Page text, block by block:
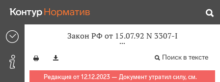
Закон РФ от 15.07.92 N 3307-I
Поиск в тексте
Редакция от 12.12.2023 — Документ утратил силу, см.